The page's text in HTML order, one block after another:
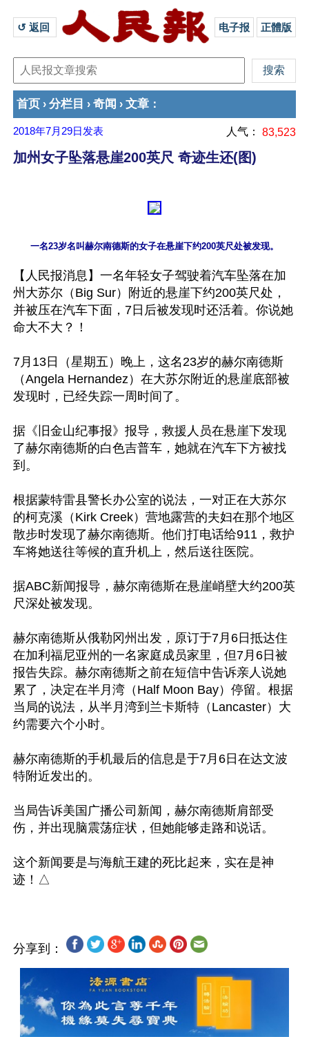
↺ 返回 电子报 正體版
首页 › 分栏目 › 奇闻 › 文章 ：
2018年7月29日 发表 人气： 83,523
加州女子坠落悬崖200英尺 奇迹生还(图)
【人民报消息】一名年轻女子驾驶着汽车坠落在加
州大苏尔（Big Sur）附近的悬崖下约200英尺处，
并被压在汽车下面，7日后被发现时还活着。你说她
命大不大？！
7月13日（星期五）晚上，这名23岁的赫尔南德斯
（Angela Hernandez）在大苏尔附近的悬崖底部被
发现时，已经失踪一周时间了。
据《旧金山纪事报》报导，救援人员在悬崖下发现
了赫尔南德斯的白色吉普车，她就在汽车下方被找
到。
根据蒙特雷县警长办公室的说法，一对正在大苏尔
的柯克溪（Kirk Creek）营地露营的夫妇在那个地区
散步时发现了赫尔南德斯。他们打电话给911，救护
车将她送往等候的直升机上，然后送往医院。
据ABC新闻报导，赫尔南德斯在悬崖峭壁大约200英
尺深处被发现。
赫尔南德斯从俄勒冈州出发，原订于7月6日抵达住
在加利福尼亚州的一名家庭成员家里，但7月6日被
报告失踪。赫尔南德斯之前在短信中告诉亲人说她
累了，决定在半月湾（Half Moon Bay）停留。根据
当局的说法，从半月湾到兰卡斯特（Lancaster）大
约需要六个小时。
赫尔南德斯的手机最后的信息是于7月6日在达文波
特附近发出的。
当局告诉美国广播公司新闻，赫尔南德斯肩部受
伤，并出现脑震荡症状，但她能够走路和说话。
这个新闻要是与海航王建的死比起来，实在是神
分享到：